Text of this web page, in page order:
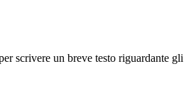
scrivere un breve testo riguardante gli